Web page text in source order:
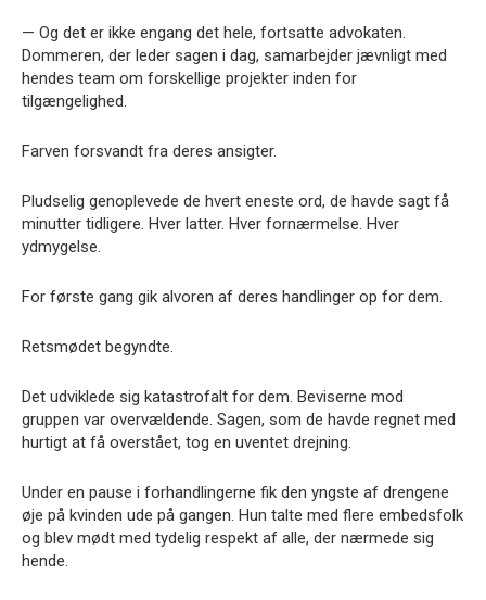
— Og det er ikke engang det hele, fortsatte advokaten.
Dommeren, der leder sagen i dag, samarbejder jævnligt med
hendes team om forskellige projekter inden for
tilgængelighed.
Farven forsvandt fra deres ansigter.
Pludselig genoplevede de hvert eneste ord, de havde sagt få
minutter tidligere. Hver latter. Hver fornærmelse. Hver
ydmygelse.
For første gang gik alvoren af deres handlinger op for dem.
Retsmødet begyndte.
Det udviklede sig katastrofalt for dem. Beviserne mod
gruppen var overvældende. Sagen, som de havde regnet med
hurtigt at få overstået, tog en uventet drejning.
Under en pause i forhandlingerne fik den yngste af drengene
øje på kvinden ude på gangen. Hun talte med flere embedsfolk
og blev mødt med tydelig respekt af alle, der nærmede sig
hende.